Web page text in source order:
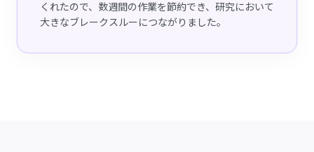
くれたので、数週間の作業を節約でき、研究において
大きなブレークスルーにつながりました。